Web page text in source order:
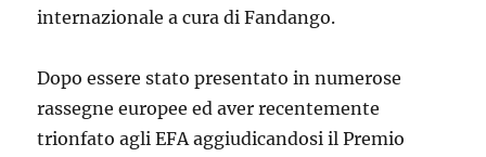
internazionale a cura di Fandango.
Dopo essere stato presentato in numerose
rassegne europee ed aver recentemente
trionfato agli EFA aggiudicandosi il Premio